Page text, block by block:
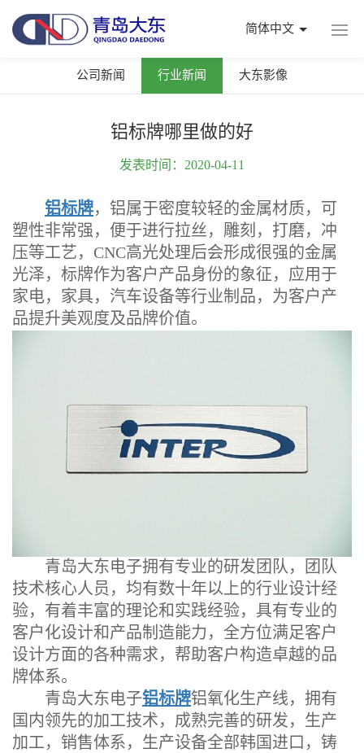
简体中文
公司新闻 行业新闻 大东影像
铝标牌哪里做的好
发表时间：2020-04-11
铝标牌，铝属于密度较轻的金属材质，可
塑性非常强，便于进行拉丝，雕刻，打磨，冲
压等工艺，CNC高光处理后会形成很强的金属
光泽，标牌作为客户产品身份的象征，应用于
家电，家具，汽车设备等行业制品，为客户产
品提升美观度及品牌价值。
青岛大东电子拥有专业的研发团队，团队
技术核心人员，均有数十年以上的行业设计经
验，有着丰富的理论和实践经验，具有专业的
客户化设计和产品制造能力，全方位满足客户
设计方面的各种需求，帮助客户构造卓越的品
牌体系。
青岛大东电子铝标牌铝氧化生产线，拥有
国内领先的加工技术，成熟完善的研发，生产
加工，销售体系，生产设备全部韩国进口，铸